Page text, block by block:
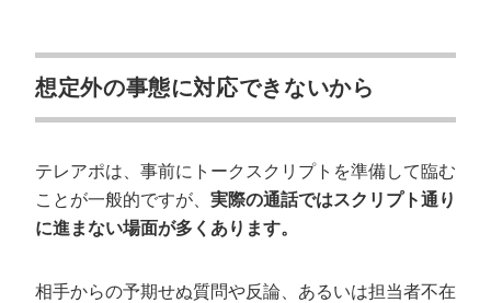
想定外の事態に対応できないから
テレアポは、事前にトークスクリプトを準備して臨む
ことが一般的ですが、 実際の通話ではスクリプト通り
に進まない場面が多くあります。
相手からの予期せぬ質問や反論、あるいは担当者不在